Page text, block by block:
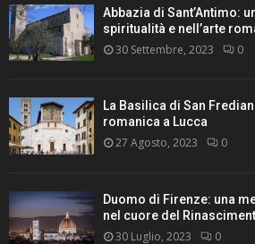
Abbazia di Sant’Antimo:
spiritualità e nell’arte
30 Settembre, 2023 0
La Basilica di San
romanica a Lucca
27 Agosto, 2023 0
Duomo di Firenze: una
nel cuore del
30 Luglio, 2023 0